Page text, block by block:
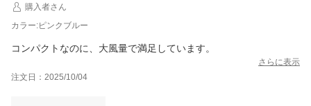
今後も変わらぬご愛顧のほど、よろしくお願いいたします。
購入者さん
カラー:ピンクブルー
コンパクトなのに、大風量で満足しています。
さらに表示
注文日：2025/10/04